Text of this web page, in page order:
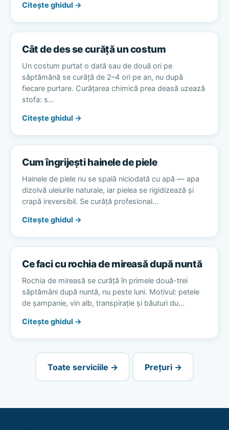
Citește ghidul →
Cât de des se curăță un costum
Un costum purtat o dată sau de două ori pe
săptămână se curăță de 2–4 ori pe an, nu după
fiecare purtare. Curățarea chimică prea deasă uzează
stofa: s…
Citește ghidul →
Cum îngrijești hainele de piele
Hainele de piele nu se spală niciodată cu apă — apa
dizolvă uleiurile naturale, iar pielea se rigidizează și
crapă ireversibil. Se curăță profesional…
Citește ghidul →
Ce faci cu rochia de mireasă după nuntă
Rochia de mireasă se curăță în primele două-trei
săptămâni după nuntă, nu peste luni. Motivul: petele
de șampanie, vin alb, transpirație și băuturi du…
Citește ghidul →
Toate serviciile → Prețuri →